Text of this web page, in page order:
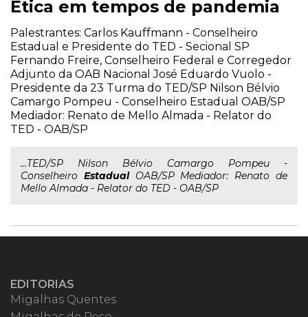
Ética em tempos de pandemia
Palestrantes: Carlos Kauffmann - Conselheiro
Estadual e Presidente do TED - Secional SP
Fernando Freire, Conselheiro Federal e Corregedor
Adjunto da OAB Nacional José Eduardo Vuolo -
Presidente da 23 Turma do TED/SP Nilson Bélvio
Camargo Pompeu - Conselheiro Estadual OAB/SP
Mediador: Renato de Mello Almada - Relator do
TED - OAB/SP
...TED/SP Nilson Bélvio Camargo Pompeu -
Conselheiro EstadualOAB/SP Mediador: Renato de
Mello Almada - Relator do TED - OAB/SP
EDITORIAS
Migalhas Quentes